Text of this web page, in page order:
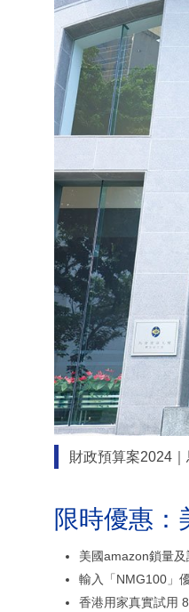
財政預算案2024
限時優惠：
美國amazon鎖量
輸入「NMG100」
香港用家真實試用